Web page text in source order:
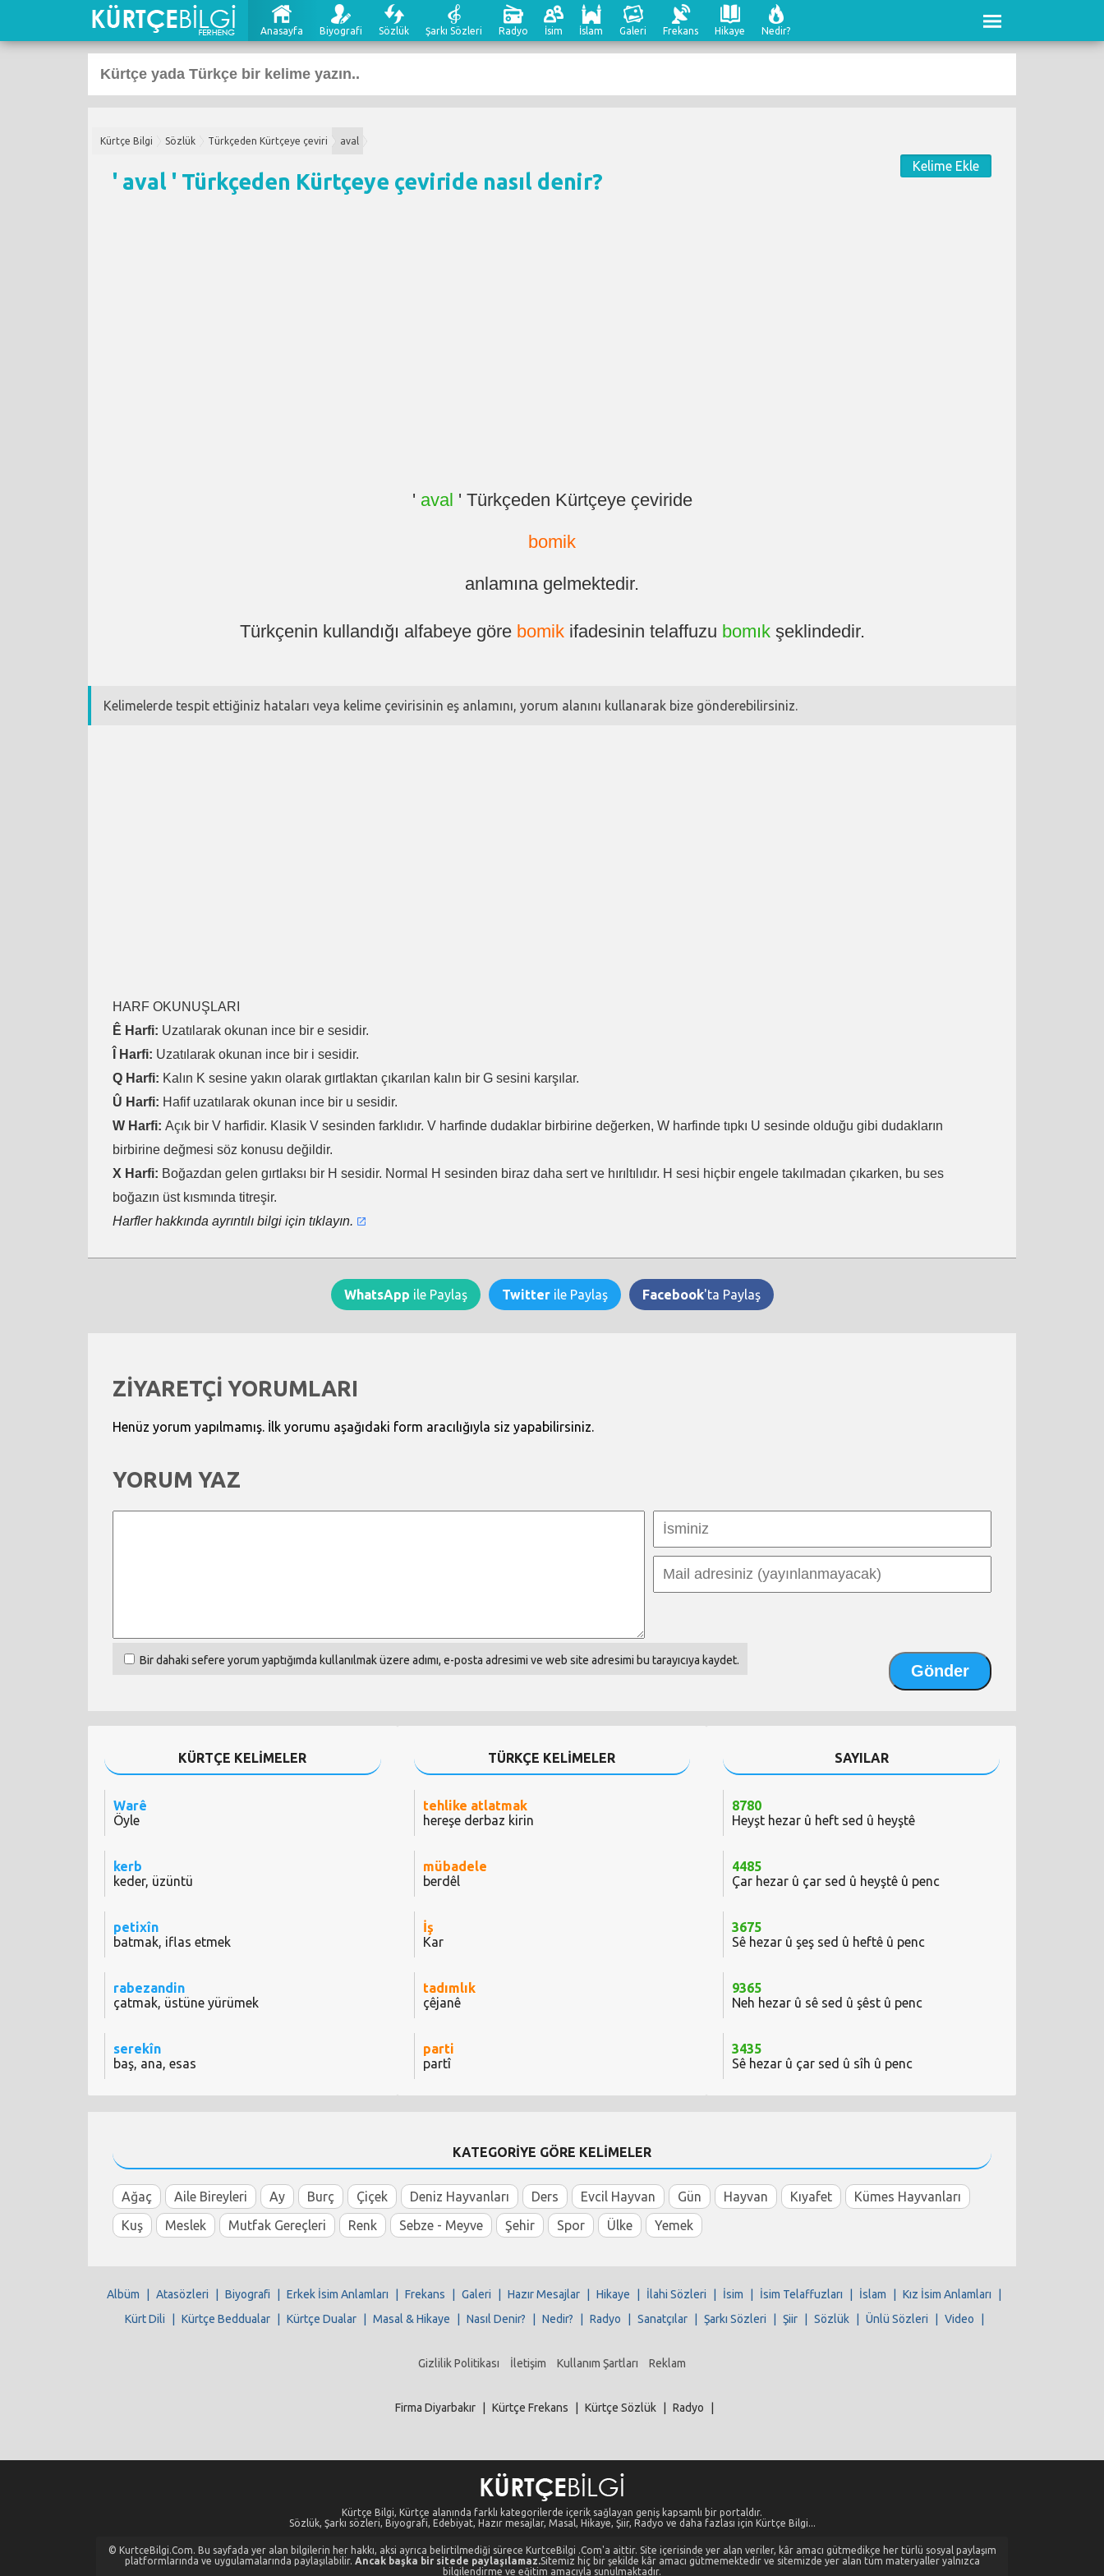
Anasayfa Biyografi Sözlük Şarkı Sözleri Radyo İsim İslam Galeri Frekans Hikaye Nedir?
Kürtçe Bilgi Sözlük Türkçeden Kürtçeye çeviri aval
Kelime Ekle
' aval ' Türkçeden Kürtçeye çeviride nasıl denir?
' aval ' Türkçeden Kürtçeye çeviride
bomik
anlamına gelmektedir.
Türkçenin kullandığı alfabeye göre bomikifadesinin telaffuzu bomıkşeklindedir.
Kelimelerde tespit ettiğiniz hataları veya kelime çevirisinin eş anlamını, yorum alanını kullanarak bize gönderebilirsiniz.
HARF OKUNUŞLARI
Ê Harfi: Uzatılarak okunan ince bir e sesidir.
Î Harfi: Uzatılarak okunan ince bir i sesidir.
Q Harfi: Kalın K sesine yakın olarak gırtlaktan çıkarılan kalın bir G sesini karşılar.
Û Harfi: Hafif uzatılarak okunan ince bir u sesidir.
W Harfi: Açık bir V harfidir. Klasik V sesinden farklıdır. V harfinde dudaklar birbirine değerken, W harfinde tıpkı U sesinde olduğu gibi dudakların
birbirine değmesi söz konusu değildir.
X Harfi: Boğazdan gelen gırtlaksı bir H sesidir. Normal H sesinden biraz daha sert ve hırıltılıdır. H sesi hiçbir engele takılmadan çıkarken, bu ses
boğazın üst kısmında titreşir.
Harfler hakkında ayrıntılı bilgi için tıklayın.
WhatsApp ile Paylaş Twitterile Paylaş Facebook'ta Paylaş
ZİYARETÇİ YORUMLARI
Henüz yorum yapılmamış. İlk yorumu aşağıdaki form aracılığıyla siz yapabilirsiniz.
YORUM YAZ
Bir dahaki sefere yorum yaptığımda kullanılmak üzere adımı, e-posta adresimi ve web site adresimi bu tarayıcıya kaydet.
KÜRTÇE KELİMELER
Warê
Öyle
kerb
keder, üzüntü
petixîn
batmak, iflas etmek
rabezandin
çatmak, üstüne yürümek
serekîn
baş, ana, esas
TÜRKÇE KELİMELER
tehlike atlatmak
hereşe derbaz kirin
mübadele
berdêl
İş
Kar
tadımlık
çêjanê
parti
partî
SAYILAR
8780
Heyşt hezar û heft sed û heyştê
4485
Çar hezar û çar sed û heyştê û penc
3675
Sê hezar û şeş sed û heftê û penc
9365
Neh hezar û sê sed û şêst û penc
3435
Sê hezar û çar sed û sîh û penc
KATEGORİYE GÖRE KELİMELER
Ağaç Aile Bireyleri Ay Burç Çiçek Deniz Hayvanları Ders Evcil Hayvan Gün Hayvan Kıyafet
Kümes Hayvanları
Kuş
Meslek Mutfak Gereçleri Renk Sebze - Meyve Şehir Spor Ülke Yemek
Albüm Atasözleri Biyografi Erkek İsim Anlamları Frekans Galeri Hazır Mesajlar Hikaye İlahi Sözleri İsim İsim Telaffuzları İslam Kız İsim Anlamları
Kürt Dili
Kürtçe Beddualar Kürtçe Dualar Masal & Hikaye Nasıl Denir? Nedir? Radyo Sanatçılar Şarkı Sözleri Şiir Sözlük Ünlü Sözleri Video
Gizlilik Politikası İletişim Kullanım Şartları Reklam
Firma Diyarbakır Kürtçe Frekans Kürtçe Sözlük Radyo
Kürtçe Bilgi, Kürtçe alanında farklı kategorilerde içerik sağlayan geniş kapsamlı bir portaldır.
Sözlük, Şarkı sözleri, Biyografi, Edebiyat, Hazır mesajlar, Masal, Hikaye, Şiir, Radyo ve daha fazlası için Kürtçe Bilgi...
© KurtceBilgi.Com. Bu sayfada yer alan bilgilerin her hakkı, aksi ayrıca belirtilmediği sürece KurtceBilgi .Com'a aittir. Site içerisinde yer alan veriler, kâr amacı gütmedikçe her türlü sosyal paylaşım
platformlarında ve uygulamalarında paylaşılabilir. Ancak başka bir sitede paylaşılamaz.Sitemiz hiç bir şekilde kâr amacı gütmemektedir ve sitemizde yer alan tüm materyaller yalnızca
bilgilendirme ve eğitim amacıyla sunulmaktadır.